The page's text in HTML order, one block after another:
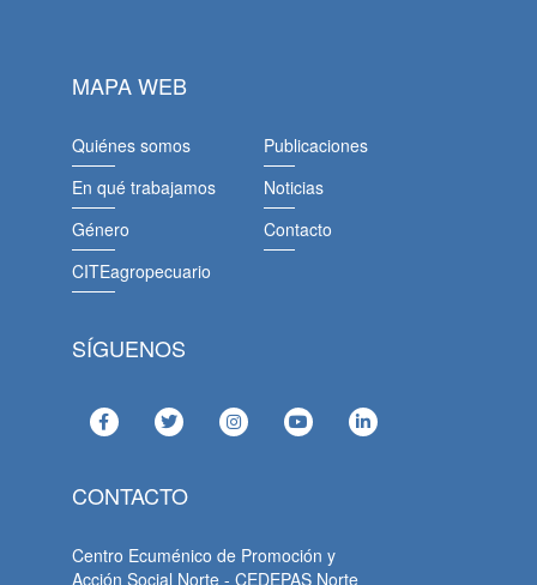
MAPA WEB
Quiénes somos
En qué trabajamos
Género
CITEagropecuario
Publicaciones
Noticias
Contacto
SÍGUENOS
CONTACTO
Centro Ecuménico de Promoción y
Acción Social Norte - CEDEPAS Norte